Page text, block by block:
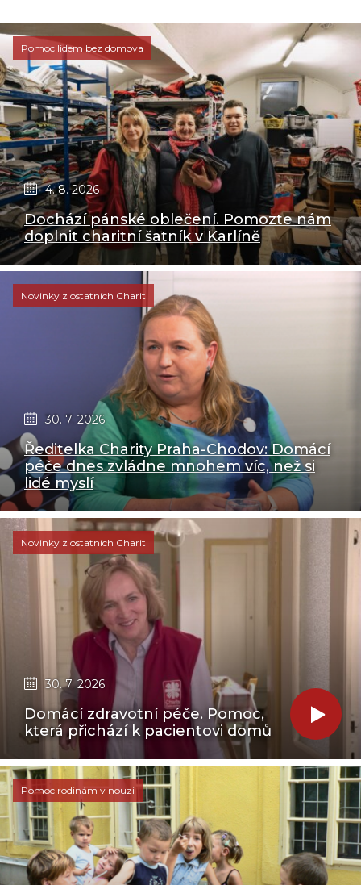
Pomoc lidem bez domova
4. 8. 2026
Dochází pánské oblečení. Pomozte nám
doplnit charitní šatník v Karlíně
Novinky z ostatních Charit
30. 7. 2026
Ředitelka Charity Praha-Chodov: Domácí
péče dnes zvládne mnohem víc, než si
lidé myslí
Novinky z ostatních Charit
30. 7. 2026
Domácí zdravotní péče. Pomoc,
která přichází k pacientovi domů
Pomoc rodinám v nouzi